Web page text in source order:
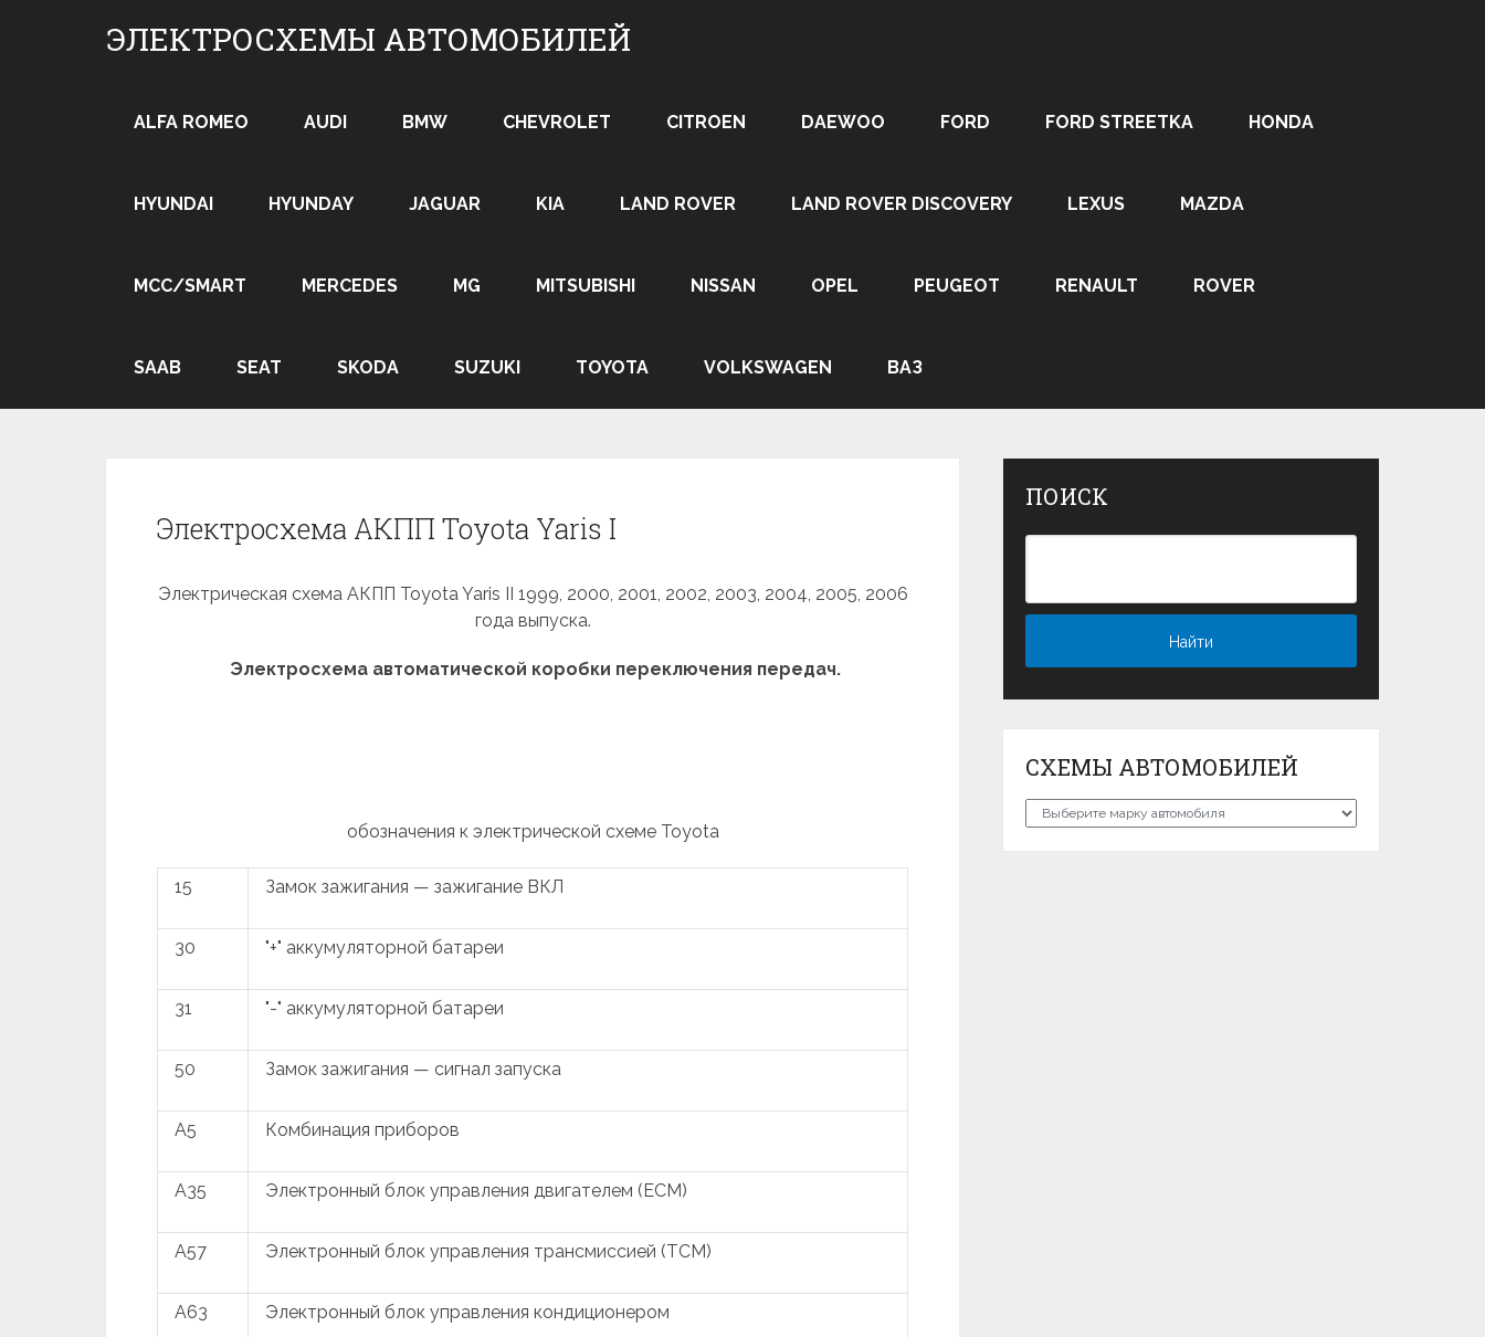
ЭЛЕКТРОСХЕМЫ АВТОМОБИЛЕЙ
ALFA ROMEO AUDI BMW CHEVROLET CITROEN DAEWOO FORD FORD STREETKA HONDA
HYUNDAI HYUNDAY JAGUAR KIA LAND ROVER LAND ROVER DISCOVERY LEXUS MAZDA
MCC/SMART MERCEDES MG MITSUBISHI NISSAN OPEL PEUGEOT RENAULT ROVER
SAAB SEAT SKODA SUZUKI TOYOTA VOLKSWAGEN ВАЗ
Электросхема АКПП Toyota Yaris I
Электрическая схема АКПП Toyota Yaris II 1999, 2000, 2001, 2002, 2003, 2004, 2005, 2006
года выпуска.
Электросхема автоматической коробки переключения передач.
обозначения к электрической схеме Toyota
15 Замок зажигания — зажигание ВКЛ
30 "+" аккумуляторной батареи
31 "-" аккумуляторной батареи
50 Замок зажигания — сигнал запуска
A5 Комбинация приборов
A35 Электронный блок управления двигателем (ECM)
A57 Электронный блок управления трансмиссией (TCM)
A63 Электронный блок управления кондиционером
ПОИСК
СХЕМЫ АВТОМОБИЛЕЙ
Схемы